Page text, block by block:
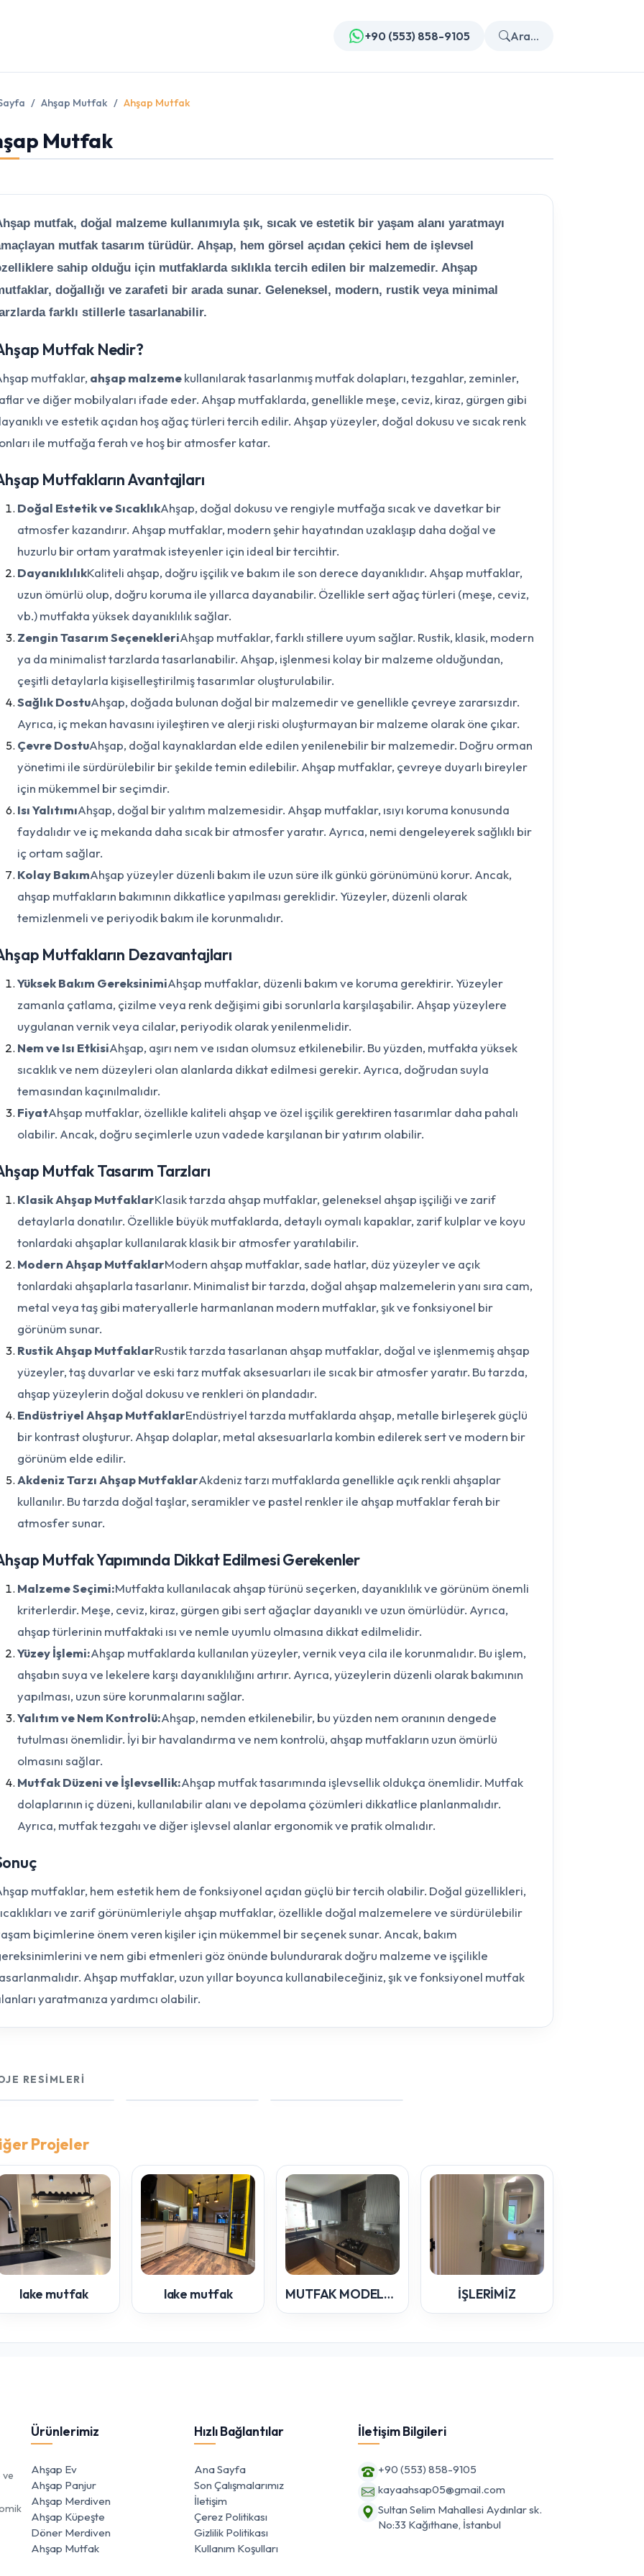
+90 (553) 858-9105 Ara...
Ahşap Mutfak Ahşap Mutfak
Mutfak
mutfak, doğal malzeme kullanımıyla şık, sıcak ve estetik bir yaşam alanı yaratmayı
mutfak tasarım türüdür. Ahşap, hem görsel açıdan çekici hem de işlevsel
sahip olduğu için mutfaklarda sıklıkla tercih edilen bir malzemedir. Ahşap
doğallığı ve zarafeti bir arada sunar. Geleneksel, modern, rustik veya minimal
farklı stillerle tasarlanabilir.
Mutfak Nedir?
mutfaklar, ahşap malzemekullanılarak tasarlanmış mutfak dolapları, tezgahlar, zeminler,
ve diğer mobilyaları ifade eder. Ahşap mutfaklarda, genellikle meşe, ceviz, kiraz, gürgen gibi
ve estetik açıdan hoş ağaç türleri tercih edilir. Ahşap yüzeyler, doğal dokusu ve sıcak renk
ile mutfağa ferah ve hoş bir atmosfer katar.
Mutfakların Avantajları
Doğal Estetik ve SıcaklıkAhşap, doğal dokusu ve rengiyle mutfağa sıcak ve davetkar bir
atmosfer kazandırır. Ahşap mutfaklar, modern şehir hayatından uzaklaşıp daha doğal ve
huzurlu bir ortam yaratmak isteyenler için ideal bir tercihtir.
DayanıklılıkKaliteli ahşap, doğru işçilik ve bakım ile son derece dayanıklıdır. Ahşap mutfaklar,
uzun ömürlü olup, doğru koruma ile yıllarca dayanabilir. Özellikle sert ağaç türleri (meşe, ceviz,
vb.) mutfakta yüksek dayanıklılık sağlar.
Zengin Tasarım SeçenekleriAhşap mutfaklar, farklı stillere uyum sağlar. Rustik, klasik, modern
ya da minimalist tarzlarda tasarlanabilir. Ahşap, işlenmesi kolay bir malzeme olduğundan,
çeşitli detaylarla kişiselleştirilmiş tasarımlar oluşturulabilir.
Sağlık DostuAhşap, doğada bulunan doğal bir malzemedir ve genellikle çevreye zararsızdır.
Ayrıca, iç mekan havasını iyileştiren ve alerji riski oluşturmayan bir malzeme olarak öne çıkar.
Çevre DostuAhşap, doğal kaynaklardan elde edilen yenilenebilir bir malzemedir. Doğru orman
yönetimi ile sürdürülebilir bir şekilde temin edilebilir. Ahşap mutfaklar, çevreye duyarlı bireyler
için mükemmel bir seçimdir.
Isı YalıtımıAhşap, doğal bir yalıtım malzemesidir. Ahşap mutfaklar, ısıyı koruma konusunda
faydalıdır ve iç mekanda daha sıcak bir atmosfer yaratır. Ayrıca, nemi dengeleyerek sağlıklı bir
iç ortam sağlar.
Kolay BakımAhşap yüzeyler düzenli bakım ile uzun süre ilk günkü görünümünü korur. Ancak,
ahşap mutfakların bakımının dikkatlice yapılması gereklidir. Yüzeyler, düzenli olarak
temizlenmeli ve periyodik bakım ile korunmalıdır.
Mutfakların Dezavantajları
Yüksek Bakım GereksinimiAhşap mutfaklar, düzenli bakım ve koruma gerektirir. Yüzeyler
zamanla çatlama, çizilme veya renk değişimi gibi sorunlarla karşılaşabilir. Ahşap yüzeylere
uygulanan vernik veya cilalar, periyodik olarak yenilenmelidir.
Nem ve Isı EtkisiAhşap, aşırı nem ve ısıdan olumsuz etkilenebilir. Bu yüzden, mutfakta yüksek
sıcaklık ve nem düzeyleri olan alanlarda dikkat edilmesi gerekir. Ayrıca, doğrudan suyla
temasından kaçınılmalıdır.
FiyatAhşap mutfaklar, özellikle kaliteli ahşap ve özel işçilik gerektiren tasarımlar daha pahalı
olabilir. Ancak, doğru seçimlerle uzun vadede karşılanan bir yatırım olabilir.
Mutfak Tasarım Tarzları
Klasik Ahşap MutfaklarKlasik tarzda ahşap mutfaklar, geleneksel ahşap işçiliği ve zarif
detaylarla donatılır. Özellikle büyük mutfaklarda, detaylı oymalı kapaklar, zarif kulplar ve koyu
tonlardaki ahşaplar kullanılarak klasik bir atmosfer yaratılabilir.
Modern Ahşap MutfaklarModern ahşap mutfaklar, sade hatlar, düz yüzeyler ve açık
tonlardaki ahşaplarla tasarlanır. Minimalist bir tarzda, doğal ahşap malzemelerin yanı sıra cam,
metal veya taş gibi materyallerle harmanlanan modern mutfaklar, şık ve fonksiyonel bir
görünüm sunar.
Rustik Ahşap MutfaklarRustik tarzda tasarlanan ahşap mutfaklar, doğal ve işlenmemiş ahşap
yüzeyler, taş duvarlar ve eski tarz mutfak aksesuarları ile sıcak bir atmosfer yaratır. Bu tarzda,
ahşap yüzeylerin doğal dokusu ve renkleri ön plandadır.
Endüstriyel Ahşap MutfaklarEndüstriyel tarzda mutfaklarda ahşap, metalle birleşerek güçlü
bir kontrast oluşturur. Ahşap dolaplar, metal aksesuarlarla kombin edilerek sert ve modern bir
görünüm elde edilir.
Akdeniz Tarzı Ahşap MutfaklarAkdeniz tarzı mutfaklarda genellikle açık renkli ahşaplar
kullanılır. Bu tarzda doğal taşlar, seramikler ve pastel renkler ile ahşap mutfaklar ferah bir
atmosfer sunar.
Mutfak Yapımında Dikkat Edilmesi Gerekenler
Malzeme Seçimi:Mutfakta kullanılacak ahşap türünü seçerken, dayanıklılık ve görünüm önemli
kriterlerdir. Meşe, ceviz, kiraz, gürgen gibi sert ağaçlar dayanıklı ve uzun ömürlüdür. Ayrıca,
ahşap türlerinin mutfaktaki ısı ve nemle uyumlu olmasına dikkat edilmelidir.
Yüzey İşlemi:Ahşap mutfaklarda kullanılan yüzeyler, vernik veya cila ile korunmalıdır. Bu işlem,
ahşabın suya ve lekelere karşı dayanıklılığını artırır. Ayrıca, yüzeylerin düzenli olarak bakımının
yapılması, uzun süre korunmalarını sağlar.
Yalıtım ve Nem Kontrolü:Ahşap, nemden etkilenebilir, bu yüzden nem oranının dengede
tutulması önemlidir. İyi bir havalandırma ve nem kontrolü, ahşap mutfakların uzun ömürlü
olmasını sağlar.
Mutfak Düzeni ve İşlevsellik:Ahşap mutfak tasarımında işlevsellik oldukça önemlidir. Mutfak
dolaplarının iç düzeni, kullanılabilir alanı ve depolama çözümleri dikkatlice planlanmalıdır.
Ayrıca, mutfak tezgahı ve diğer işlevsel alanlar ergonomik ve pratik olmalıdır.
mutfaklar, hem estetik hem de fonksiyonel açıdan güçlü bir tercih olabilir. Doğal güzellikleri,
ve zarif görünümleriyle ahşap mutfaklar, özellikle doğal malzemelere ve sürdürülebilir
biçimlerine önem veren kişiler için mükemmel bir seçenek sunar. Ancak, bakım
ve nem gibi etmenleri göz önünde bulundurarak doğru malzeme ve işçilikle
Ahşap mutfaklar, uzun yıllar boyunca kullanabileceğiniz, şık ve fonksiyonel mutfak
yaratmanıza yardımcı olabilir.
RESIMLERI
Projeler
lake mutfak lake mutfak MUTFAK MODELLERİMİZ İŞLERİMİZ
ve
Ürünlerimiz
Ahşap Ev
Ahşap Panjur
Ahşap Merdiven
Ahşap Küpeşte
Döner Merdiven
Ahşap Mutfak
Hızlı Bağlantılar
Ana Sayfa
Son Çalışmalarımız
İletişim
Çerez Politikası
Gizlilik Politikası
Kullanım Koşulları
İletişim Bilgileri
+90 (553) 858-9105
kayaahsap05@gmail.com
Sultan Selim Mahallesi Aydınlar sk.
No:33 Kağıthane, İstanbul
Yazmaya başlayın...